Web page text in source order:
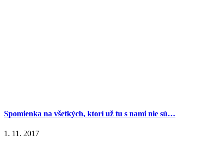
Spomienka na všetkých, ktorí už tu s nami nie sú…
1. 11. 2017